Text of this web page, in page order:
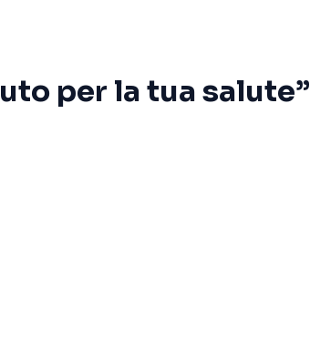
per la tua salute”